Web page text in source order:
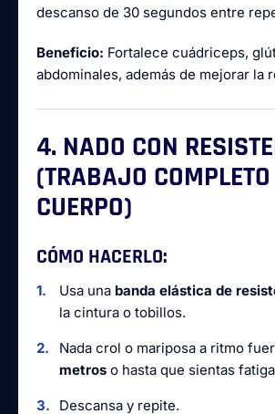
descanso de 30 segundos entre
Beneficio: Fortalece cuádriceps,
abdominales, además de mejorar la
4. NADO CON
(TRABAJO
CUERPO)
CÓMO HACERLO:
Usa una banda elástica de
la cintura o tobillos.
Nada crol o mariposa a ritmo
metros o hasta que sientas
Descansa y repite.